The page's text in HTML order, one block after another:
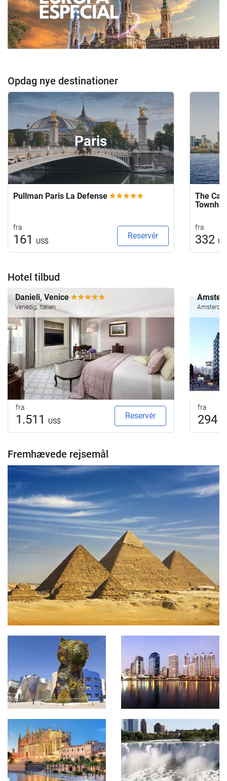
Opdag nye destinationer
Paris
Pullman Paris La Defense
fra
161 US$
Reservér
The
fra
332
Hotel tilbud
Danieli, Venice
Venedig, Italien
fra
1.511 US$
Reservér
fra
294
Fremhævede rejsemål